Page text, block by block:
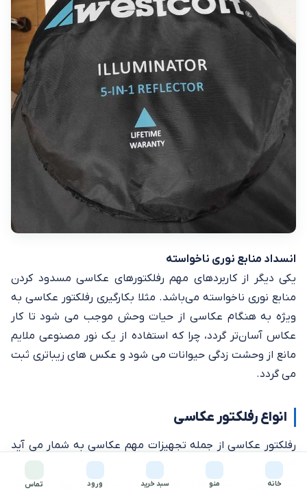
انسداد منابع نوری ناخواسته
یکی دیگر از کاربردهای مهم رفلکتورهای عکاسی مسدود کردن
منابع نوری ناخواسته می‌باشد. مثلا بکارگیری رفلکتور عکاسی به
ویژه به هنگام عکاسی از حیات وحش موجب می شود تا کار
عکاس آسان‌تر گردد، چرا که استفاده از یک نور مصنوعی ملایم
مانع از وحشت زدگی حیوانات می شود و عکس های زیباتری ثبت
می‌ گردد.
انواع رفلکتور عکاسی
رفلکتور عکاسی از جمله تجهیزات مهم عکاسی به شمار می آید
که هدایت و کنترل نور طبیعی را جهت عکس گرفتن آسان می
کند. امروزه رفلکتورهای گوناگون در سایزهای بزرگ و کوچک
خانه منو سبد خرید ورود تماس